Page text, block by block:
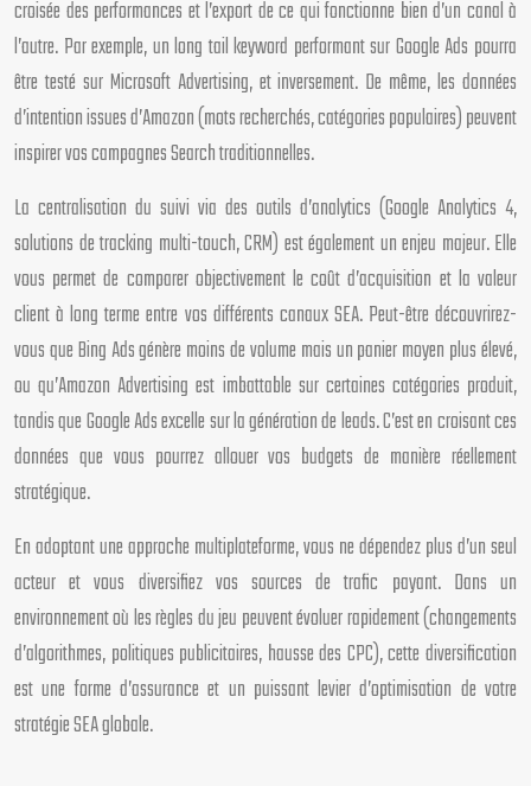
croisée des performances et l’export de ce qui fonctionne bien d’un canal à
l’autre. Par exemple, un long tail keyword performant sur Google Ads pourra
être testé sur Microsoft Advertising, et inversement. De même, les données
d’intention issues d’Amazon (mots recherchés, catégories populaires) peuvent
inspirer vos campagnes Search traditionnelles.
La centralisation du suivi via des outils d’analytics (Google Analytics 4,
solutions de tracking multi-touch, CRM) est également un enjeu majeur. Elle
vous permet de comparer objectivement le coût d’acquisition et la valeur
client à long terme entre vos différents canaux SEA. Peut-être découvrirez-
vous que Bing Ads génère moins de volume mais un panier moyen plus élevé,
ou qu’Amazon Advertising est imbattable sur certaines catégories produit,
tandis que Google Ads excelle sur la génération de leads. C’est en croisant ces
données que vous pourrez allouer vos budgets de manière réellement
stratégique.
En adoptant une approche multiplateforme, vous ne dépendez plus d’un seul
acteur et vous diversifiez vos sources de trafic payant. Dans un
environnement où les règles du jeu peuvent évoluer rapidement (changements
d’algorithmes, politiques publicitaires, hausse des CPC), cette diversification
est une forme d’assurance et un puissant levier d’optimisation de votre
stratégie SEA globale.